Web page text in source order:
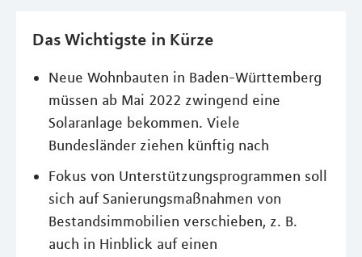
Das Wichtigste in Kürze
Neue Wohnbauten in Baden-Württemberg
müssen ab Mai 2022 zwingend eine
Solaranlage bekommen. Viele
Bundesländer ziehen künftig nach
Fokus von Unterstützungsprogrammen soll
sich auf Sanierungsmaßnahmen von
Bestandsimmobilien verschieben, z. B.
auch in Hinblick auf einen